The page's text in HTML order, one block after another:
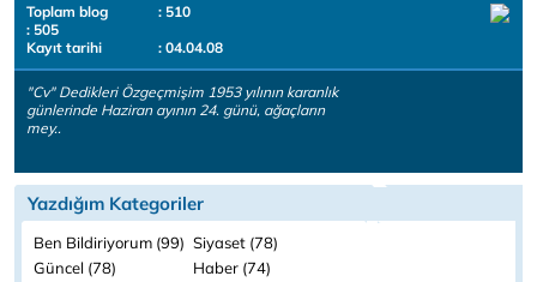
Toplam blog
: 510
: 505
Kayıt tarihi
: 04.04.08
"Cv" Dedikleri Özgeçmişim 1953 yılının karanlık
günlerinde Haziran ayının 24. günü, ağaçların
mey..
Yazdığım Kategoriler
Ben Bildiriyorum (99) Siyaset (78)
Güncel (78)
Haber (74)